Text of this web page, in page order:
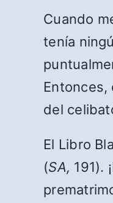
Cuando
tenía
del
El Libro
(SA, 191).